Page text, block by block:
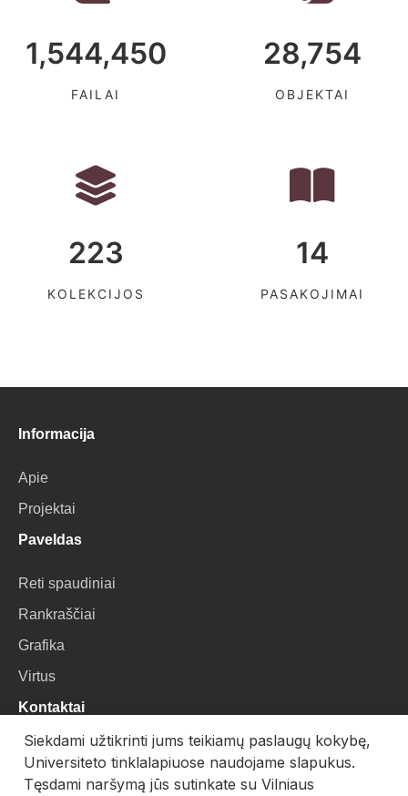
1,544,450
FAILAI
28,754
OBJEKTAI
223
KOLEKCIJOS
14
PASAKOJIMAI
Informacija
Apie
Projektai
Paveldas
Reti spaudiniai
Rankraščiai
Grafika
Virtus
Kontaktai
VU Biblioteka
Universiteto g. 3, LT-01122, Vilnius
Siekdami užtikrinti jums teikiamų paslaugų kokybę,
Universiteto tinklalapiuose naudojame slapukus.
Tęsdami naršymą jūs sutinkate su Vilniaus